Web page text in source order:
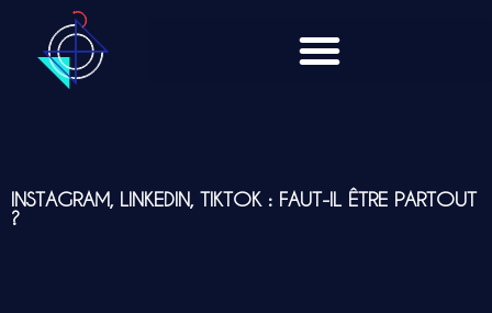
INSTAGRAM, LINKEDIN, TIKTOK : FAUT-IL ÊTRE PARTOUT
?